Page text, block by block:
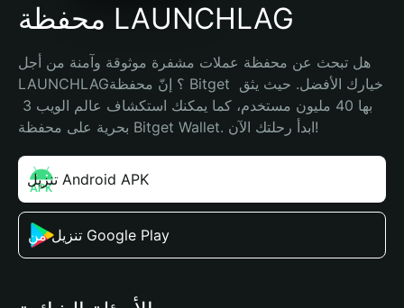
محفظة LAUNCHLAG
هل تبحث عن محفظة عملات مشفرة موثوقة وآمنة من أجل
LAUNCHLAG؟ إنّ محفظة Bitget خيارك الأفضل. حيث يثق
بحرية على محفظة Bitget Wallet. ابدأ رحلتك الآن!
تنزيل Android APK
تنزيل من Google Play